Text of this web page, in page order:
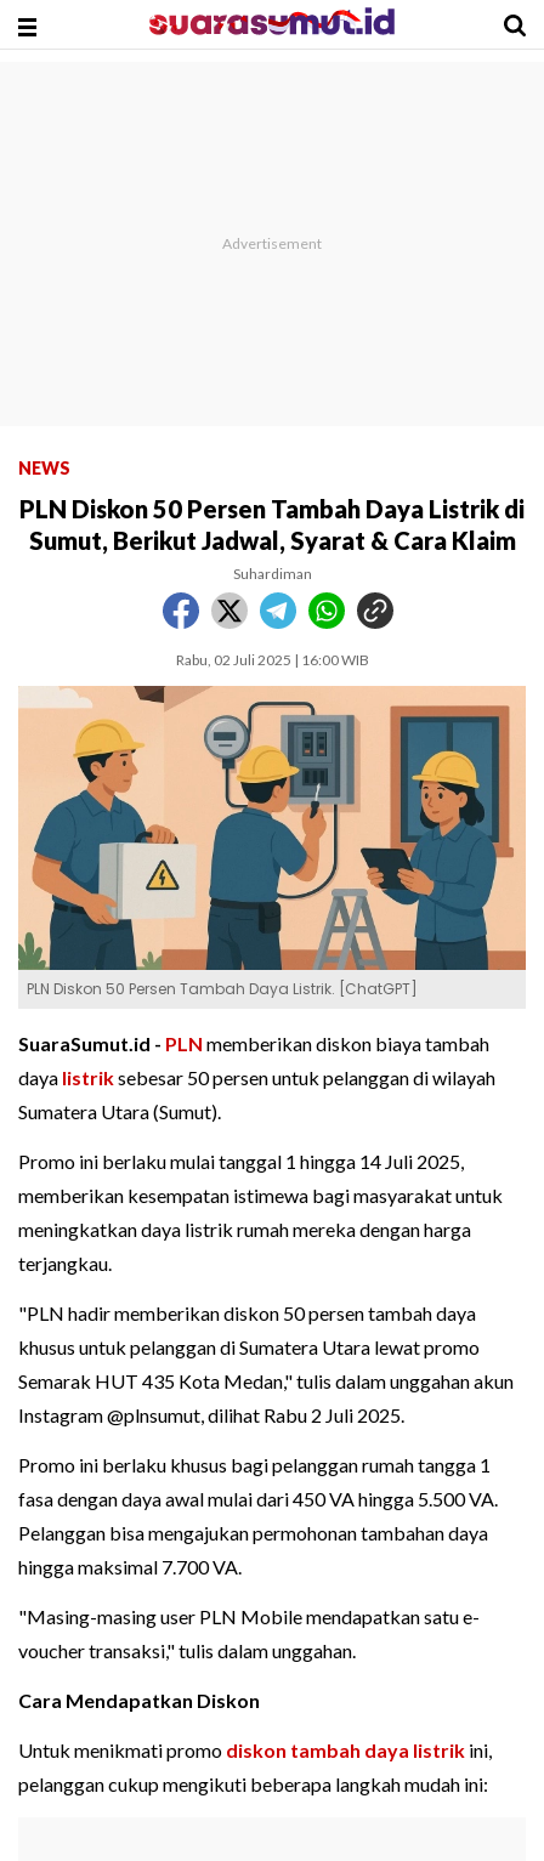
NEWS
PLN Diskon 50 Persen Tambah Daya Listrik di
Sumut, Berikut Jadwal, Syarat & Cara Klaim
Suhardiman
Rabu, 02 Juli 2025 | 16:00 WIB
PLN Diskon 50 Persen Tambah Daya Listrik. [ChatGPT]
SuaraSumut.id - PLN memberikan diskon biaya tambah
daya listriksebesar 50 persen untuk pelanggan di wilayah
Sumatera Utara (Sumut).
Promo ini berlaku mulai tanggal 1 hingga 14 Juli 2025,
memberikan kesempatan istimewa bagi masyarakat untuk
meningkatkan daya listrik rumah mereka dengan harga
terjangkau.
"PLN hadir memberikan diskon 50 persen tambah daya
khusus untuk pelanggan di Sumatera Utara lewat promo
Semarak HUT 435 Kota Medan," tulis dalam unggahan akun
Instagram @plnsumut, dilihat Rabu 2 Juli 2025.
Promo ini berlaku khusus bagi pelanggan rumah tangga 1
fasa dengan daya awal mulai dari 450 VA hingga 5.500 VA.
Pelanggan bisa mengajukan permohonan tambahan daya
hingga maksimal 7.700 VA.
"Masing-masing user PLN Mobile mendapatkan satu e-
voucher transaksi," tulis dalam unggahan.
Cara Mendapatkan Diskon
Untuk menikmati promo diskon tambah daya listrik ini,
pelanggan cukup mengikuti beberapa langkah mudah ini: